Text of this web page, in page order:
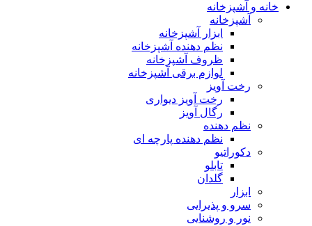
خانه و آشپزخانه
آشپزخانه
ابزار آشپزخانه
نظم دهنده آشپزخانه
ظروف آشپزخانه
لوازم برقی آشپزخانه
رخت آویز
رخت آویز دیواری
رگال آویز
نظم دهنده
نظم دهنده پارچه ای
دکوراتیو
تابلو
گلدان
ابزار
سرو و پذیرایی
نور و روشنایی